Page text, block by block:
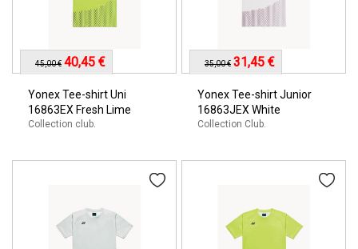
Yonex Tee-shirt Uni
16863EX Fresh Lime
Collection club.
45,00 € 40,45 €
Yonex Tee-shirt Junior
16863JEX White
Collection Club.
35,00 € 31,45 €